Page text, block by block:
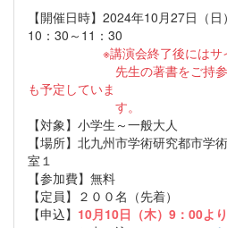
【開催日時】2024年10月27日（
10：30～11：30
※講演会終了後にはサ
先生の著書をご持参の方
も予定していま
す。
【対象】小学生～一般大人
【場所】北九州市学術研究都市
室１
【参加費】無料
【定員】２００名（先着）
【申込】 10月10日（木）9：00よ